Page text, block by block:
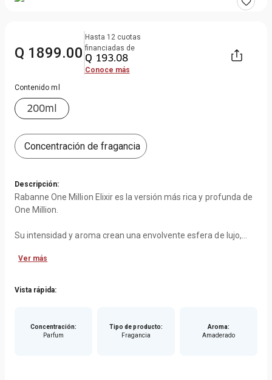
Q 1899.00
Hasta 12 cuotas
financiadas de
Q 193.08
Conoce más
Contenido ml
200ml
Concentración de fragancia
Descripción:
Rabanne One Million Elixir es la versión más rica y profunda de
One Million.
Su intensidad y aroma crean una envolvente esfera de lujo,
deja huella.
Su salida de manzana y hojas de Davana dan lugar a unos
cuero y una mezcla única de maderas crean un aroma cálido y
sensual.
Ver más
Vista rápida:
Concentración:
Parfum
Tipo de producto:
Fragancia
Aroma:
Amaderado